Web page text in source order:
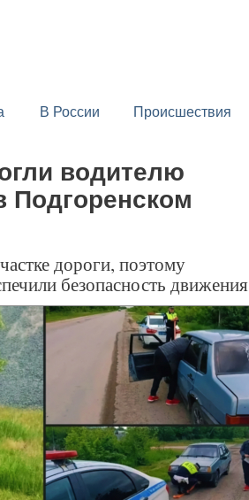
В России Происшествия
водителю
Подгоренском
дороги, поэтому
безопасность движения